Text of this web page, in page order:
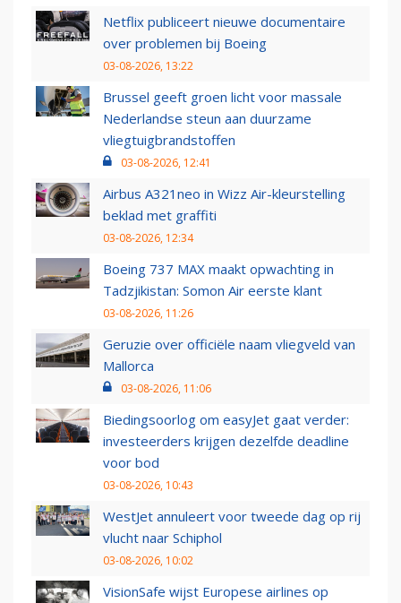
Netflix publiceert nieuwe documentaire
over problemen bij Boeing
03-08-2026, 13:22
Brussel geeft groen licht voor massale
Nederlandse steun aan duurzame
vliegtuigbrandstoffen
03-08-2026, 12:41
Airbus A321neo in Wizz Air-kleurstelling
beklad met graffiti
03-08-2026, 12:34
Boeing 737 MAX maakt opwachting in
Tadzjikistan: Somon Air eerste klant
03-08-2026, 11:26
Geruzie over officiële naam vliegveld van
Mallorca
03-08-2026, 11:06
Biedingsoorlog om easyJet gaat verder:
investeerders krijgen dezelfde deadline
voor bod
03-08-2026, 10:43
WestJet annuleert voor tweede dag op rij
vlucht naar Schiphol
03-08-2026, 10:02
VisionSafe wijst Europese airlines op